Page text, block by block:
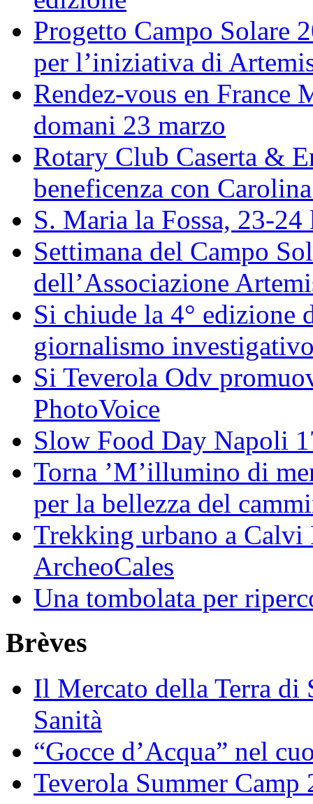
Progetto Campo Solare
per l’iniziativa di
Rendez-vous en France
domani 23 marzo
Rotary Club Caserta &
beneficenza con
S. Maria la Fossa, 23-
Settimana del Campo
dell’Associazione
Si chiude la 4° edizione
giornalismo
Si Teverola Odv
PhotoVoice
Slow Food Day Napoli
Torna ’M’illumino di
per la bellezza del
Trekking urbano a Calvi
ArcheoCales
Una tombolata per
Brèves
Il Mercato della Terra
Sanità
“Gocce d’Acqua” nel
Teverola Summer Camp